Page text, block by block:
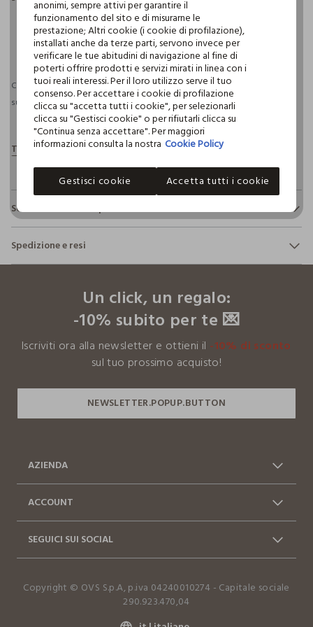
pdp.loyalty.section.advantages
Consegna prevista entro il 10/08/2026 e spedizione gratuita per ordini
superiori a 30€ se possiedi una CROFF Club.Maggiori informazioni
Sostenibilità e trasparenza
Sicurezza
Il 100% dei nostri articoli viene sottoposto a test chimico-
fisici, per verificarne il rispetto dei limiti che abbiamo
restrittivi rispetto a quelli previsti dalla normativa
internazionale.
Clicca qui per vedere i dettagli
I nostri fornitori
MADE IN PORTUGAL
Spedizione e resi
Un click, un regalo:
-10% subito per te 💌
Iscriviti ora alla newsletter e ottieni il -10% di sconto
sul tuo prossimo acquisto!
AZIENDA
Resi e cambi Dichiarazione accessibilità
ACCOUNT
SEGUICI SUI SOCIAL
TikTok
Copyright © OVS S.p.A, p.iva 04240010274 - Capitale sociale
290.923.470,04
anonimi, sempre attivi per garantire il
funzionamento del sito e di misurarne le
prestazione; Altri cookie (i cookie di profilazione),
installati anche da terze parti, servono invece per
verificare le tue abitudini di navigazione al fine di
poterti offrire prodotti e servizi mirati in linea con i
tuoi reali interessi. Per il loro utilizzo serve il tuo
consenso. Per accettare i cookie di profilazione
clicca su "accetta tutti i cookie", per selezionarli
clicca su "Gestisci cookie" o per rifiutarli clicca su
"Continua senza accettare". Per maggiori
informazioni consulta la nostra Cookie Policy
Gestisci cookie Accetta tutti i cookie